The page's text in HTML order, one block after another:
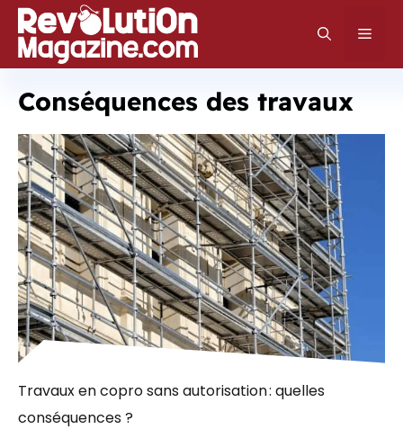
Aller
au
contenu
Conséquences des travaux
Travaux en copro sans autorisation : quelles
conséquences ?